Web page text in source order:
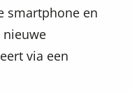
smartphone en
via een